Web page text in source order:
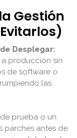
Gestión
Desplegar:
producción sin
de software o
las
prueba o un
parches antes de